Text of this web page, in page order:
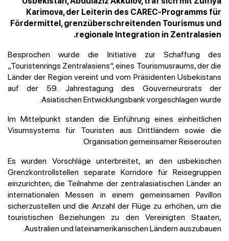
Karimova, der Leiterin des CAREC-Programms für
Fördermittel, grenzüberschreitenden Tourismus und
regionale Integration in Zentralasien.
Besprochen wurde die Initiative zur Schaffung des
„Touristenrings Zentralasiens“, eines Tourismusraums, der die
Länder der Region vereint und vom Präsidenten Usbekistans
auf der 59. Jahrestagung des Gouverneursrats der
Asiatischen Entwicklungsbank vorgeschlagen wurde.
Im Mittelpunkt standen die Einführung eines einheitlichen
Visumsystems für Touristen aus Drittländern sowie die
Organisation gemeinsamer Reiserouten.
Es wurden Vorschläge unterbreitet, an den usbekischen
Grenzkontrollstellen separate Korridore für Reisegruppen
einzurichten, die Teilnahme der zentralasiatischen Länder an
internationalen Messen in einem gemeinsamen Pavillon
sicherzustellen und die Anzahl der Flüge zu erhöhen, um die
touristischen Beziehungen zu den Vereinigten Staaten,
Australien und lateinamerikanischen Ländern auszubauen.